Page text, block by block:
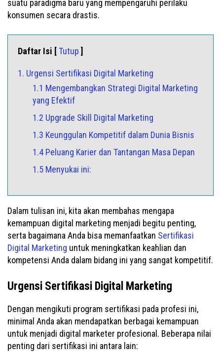
suatu paradigma baru yang mempengaruhi perilaku
konsumen secara drastis.
Daftar Isi [Tutup ]
1. Urgensi Sertifikasi Digital Marketing
1.1 Mengembangkan Strategi Digital Marketing
yang Efektif
1.2 Upgrade Skill Digital Marketing
1.3 Keunggulan Kompetitif dalam Dunia Bisnis
1.4 Peluang Karier dan Tantangan Masa Depan
1.5 Menyukai ini:
Dalam tulisan ini, kita akan membahas mengapa
kemampuan digital marketing menjadi begitu penting,
serta bagaimana Anda bisa memanfaatkan Sertifikasi
Digital Marketing untuk meningkatkan keahlian dan
kompetensi Anda dalam bidang ini yang sangat kompetitif.
Urgensi Sertifikasi Digital Marketing
Dengan mengikuti program sertifikasi pada profesi ini,
minimal Anda akan mendapatkan berbagai kemampuan
untuk menjadi digital marketer profesional. Beberapa nilai
penting dari sertifikasi ini antara lain: